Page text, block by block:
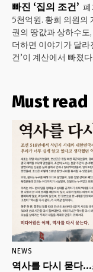
빠진 ‘집의 조건’ 폐
5천억원. 황희 의원의
권의 땅값과 상하수도
더하면 이야기가 달라
건’이 계산에서 빠졌다.
Must read
NEWS
역사를 다시 묻다